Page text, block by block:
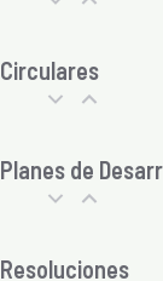
Circulares
Planes de
Resoluciones